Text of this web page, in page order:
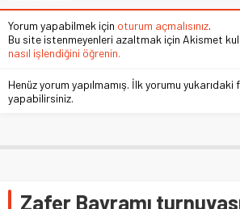
Yorum yapabilmek için oturum açmalısınız.
Bu site istenmeyenleri azaltmak için Akismet
nasıl işlendiğini öğrenin.
Henüz yorum yapılmamış. İlk yorumu yukarıdaki
yapabilirsiniz.
Zafer Bayramı